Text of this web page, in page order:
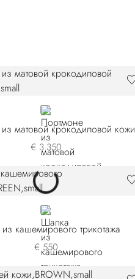
BLACK
матовой крокодиловой кожи
€ 3.350
GREEN
кашемирового трикотажа
€ 550